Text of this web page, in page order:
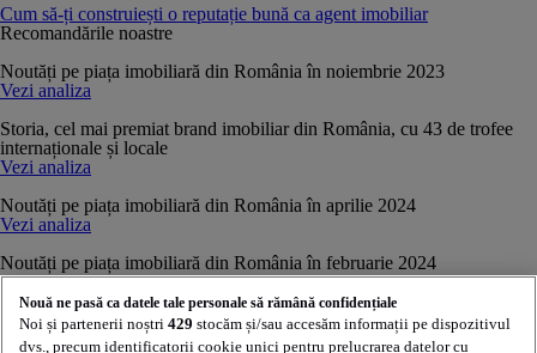
Cum să-ți construiești o reputație bună ca agent imobiliar
Recomandările noastre
Noutăți pe piața imobiliară din România în noiembrie 2023
Vezi analiza
Storia, cel mai premiat brand imobiliar din România, cu 43 de trofee
internaționale și locale
Vezi analiza
Noutăți pe piața imobiliară din România în aprilie 2024
Vezi analiza
Noutăți pe piața imobiliară din România în februarie 2024
Vezi analiza
Analiza pieței imobiliare din România în august 2024 – date publice
Vezi analiza
Nouă ne pasă ca datele tale personale să rămână confidențiale
Noi și partenerii noștri 429 stocăm și/sau accesăm informații pe dispozitivul
dvs., precum identificatorii cookie unici pentru prelucrarea datelor cu